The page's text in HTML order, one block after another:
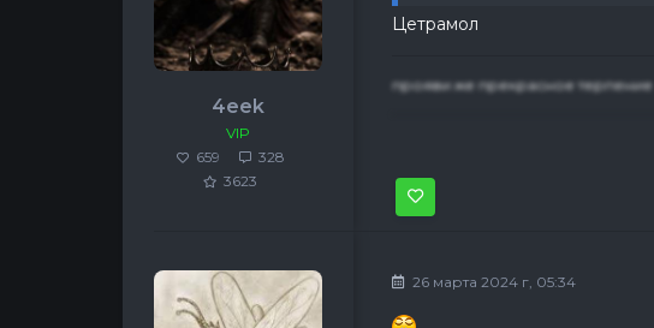
4eek
VIP
659
328
3623
Цетрамол
прояви же прекрасное терпение
26 марта 2024 г, 05:34